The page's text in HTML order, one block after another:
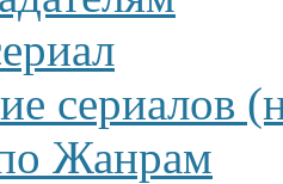
сериалов
Жанрам